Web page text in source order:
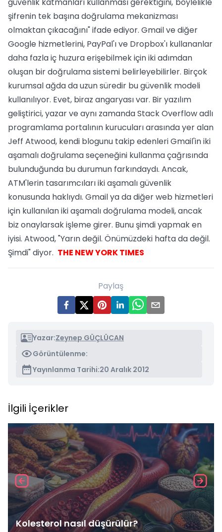
şifrenin tek başına doğrulama mekanizması
olmaktan çıkacağını" ifade ediyor. Gmail ve diğer
Google hizmetlerini, PayPal'ı ve Dropbox'ı kullananlar
daha fazla iç huzura erişebilmek için iki adımdan
oluşan bir doğrulama sistemi belirleyebilirler. Birçok
kurumsal ağda da uzun süredir bu güvenlik modeli
kullanılıyor. Evet, biraz angaryası var. Bir yazılım
geliştirici, yazar ve aynı zamanda Stack Overflow adlı
programlama portalının kurucuları arasında yer alan
Jeff Atwood, kendi blogunu takip edenleri Gmail'in iki
aşamalı doğrulama seçeneğini kullanma çağrısında
bulunduğunda bu durumun farkındaydı. Ancak,
ATM'lerin tasarımcıları iki aşamalı güvenlik
konusunda haklıydı. Gmail ya da diğer web hizmetleri
için kullanılan iki aşamalı doğrulama modeli, ancak
biz onaylarsak işleme girer. Bunu şimdi yapmak en
iyisi. Atwood, "Yarın değil. Önümüzdeki hafta da değil.
Şimdi" diyor. THE NEW YORK TIMES
Paylaş
Yazar:Zeynep GÜÇLÜCAN
Görüntülenme:
Yayınlanma Tarihi:20 Aralık 2012
İlgili İçerikler
Kolesterol nasıl düşürülür?